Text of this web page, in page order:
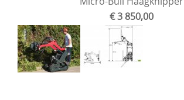
€ 3 850,00